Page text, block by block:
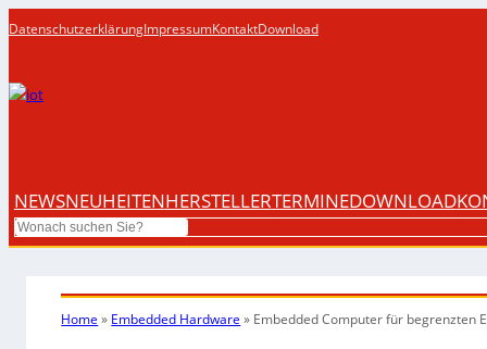
DatenschutzerklärungImpressumKontaktDownload
NEWSNEUHEITENHERSTELLERTERMINEDOWNLOAD
Search
Home » Embedded Hardware » Embedded Computer für begrenzten